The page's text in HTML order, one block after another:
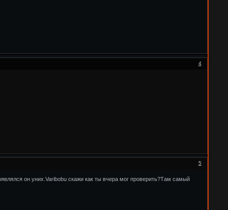
4
5
он уних.Varibobu скажи как ты вчера мог проверить?Там самый